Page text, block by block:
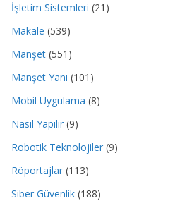
İşletim Sistemleri (21)
Makale (539)
Manşet (551)
Manşet Yanı (101)
Mobil Uygulama (8)
Nasıl Yapılır (9)
Robotik Teknolojiler (9)
Röportajlar (113)
Siber Güvenlik (188)